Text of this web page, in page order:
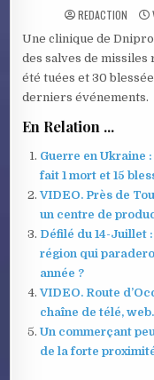
REDACTION
Une clinique de
des salves de missiles
été tuées et 30
derniers événements.
En Relation ...
Guerre en Ukraine
fait 1 mort et 15
VIDEO. Près de
un centre de
Défilé du 14-Juillet
région qui
année ?
VIDEO. Route
chaîne de télé,
Un commerçant
de la forte